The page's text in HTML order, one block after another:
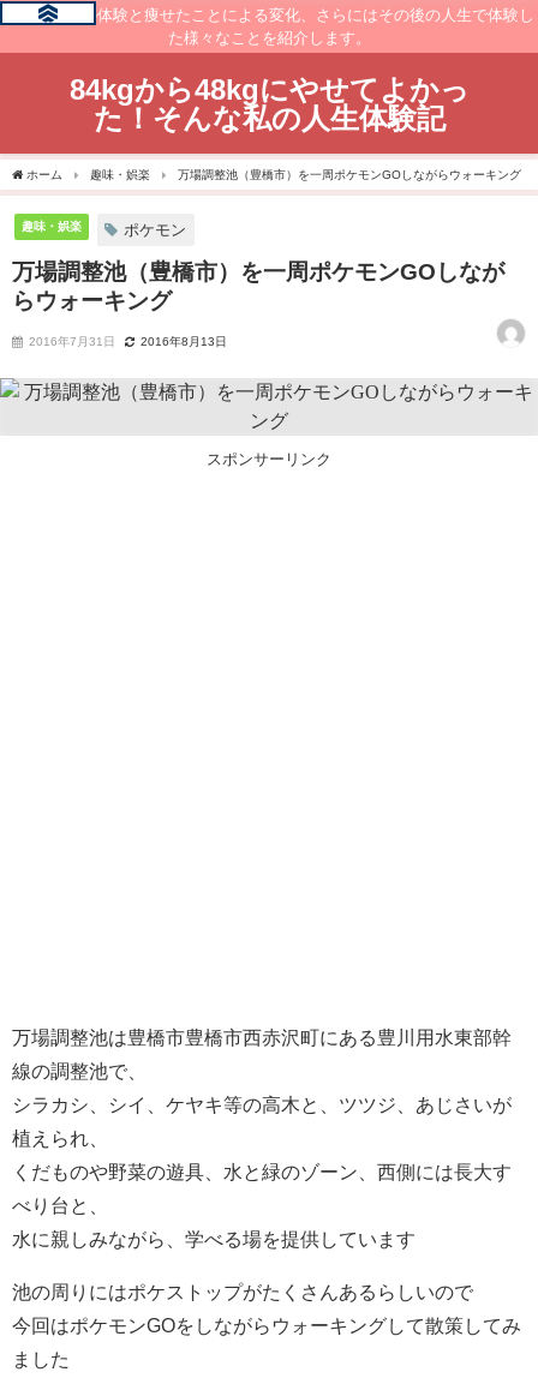
痩せるまでの体験と痩せたことによる変化、さらにはその後の人生で体験し
た様々なことを紹介します。
84kgから48kgにやせてよかっ
た！そんな私の人生体験記
ホーム 趣味・娯楽 万場調整池（豊橋市）を一周ポケモンGOしながらウォーキング
趣味・娯楽 ポケモン
万場調整池（豊橋市）を一周ポケモンGOしなが
らウォーキング
2016年7月31日 2016年8月13日
スポンサーリンク
万場調整池は豊橋市豊橋市西赤沢町にある豊川用水東部幹
線の調整池で、
シラカシ、シイ、ケヤキ等の高木と、ツツジ、あじさいが
植えられ、
くだものや野菜の遊具、水と緑のゾーン、西側には長大す
べり台と、
水に親しみながら、学べる場を提供しています
池の周りにはポケストップがたくさんあるらしいので
今回はポケモンGOをしながらウォーキングして散策してみ
ました